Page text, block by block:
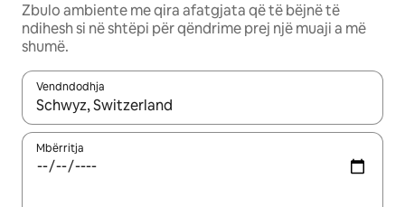
Zbulo ambiente me qira afatgjata që të bëjnë të
ndihesh si në shtëpi për qëndrime prej një muaji a më
shumë.
Vendndodhja
Kur rezultatet të jenë të disponueshme, lëviz me butonat e
Mbërritja